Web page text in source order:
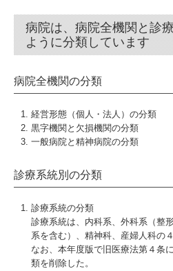
病院は、病院全機関と診
ように分類しています
病院全機関の分類
経営形態（個人・法人）の分類
黒字機関と欠損機関の分類
一般病院と精神病院の分類
診療系統別の分類
診療系統の分類
診療系統は、内科系、外科系（整
系を含む）、精神科、産婦人科の
なお、本年度版で旧医療法第４条
類を削除した。